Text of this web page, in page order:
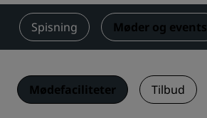
Spisning Møder og events
Mødefaciliteter Tilbud